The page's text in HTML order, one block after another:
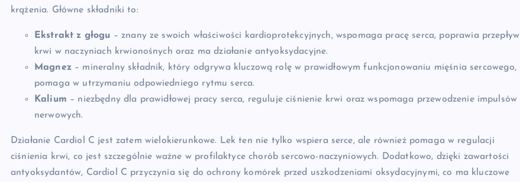
krążenia. Główne składniki to:
Ekstrakt z głogu – znany ze swoich właściwości kardioprotekcyjnych, wspomaga pracę serca, poprawia przepływ
krwi w naczyniach krwionośnych oraz ma działanie antyoksydacyjne.
Magnez– mineralny składnik, który odgrywa kluczową rolę w prawidłowym funkcjonowaniu mięśnia sercowego,
pomaga w utrzymaniu odpowiedniego rytmu serca.
Kalium – niezbędny dla prawidłowej pracy serca, reguluje ciśnienie krwi oraz wspomaga przewodzenie impulsów
nerwowych.
Działanie Cardiol C jest zatem wielokierunkowe. Lek ten nie tylko wspiera serce, ale również pomaga w regulacji
ciśnienia krwi, co jest szczególnie ważne w profilaktyce chorób sercowo-naczyniowych. Dodatkowo, dzięki zawartości
antyoksydantów, Cardiol C przyczynia się do ochrony komórek przed uszkodzeniami oksydacyjnymi, co ma kluczowe